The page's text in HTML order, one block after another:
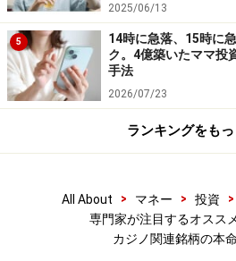
2025/06/13
5
14時に急落、15時に
ク。4億築いたママ投
手法
2026/07/23
ランキングをも
All About > マネー > 投資 >
専門家が注目するオスス
カジノ関連銘柄の本